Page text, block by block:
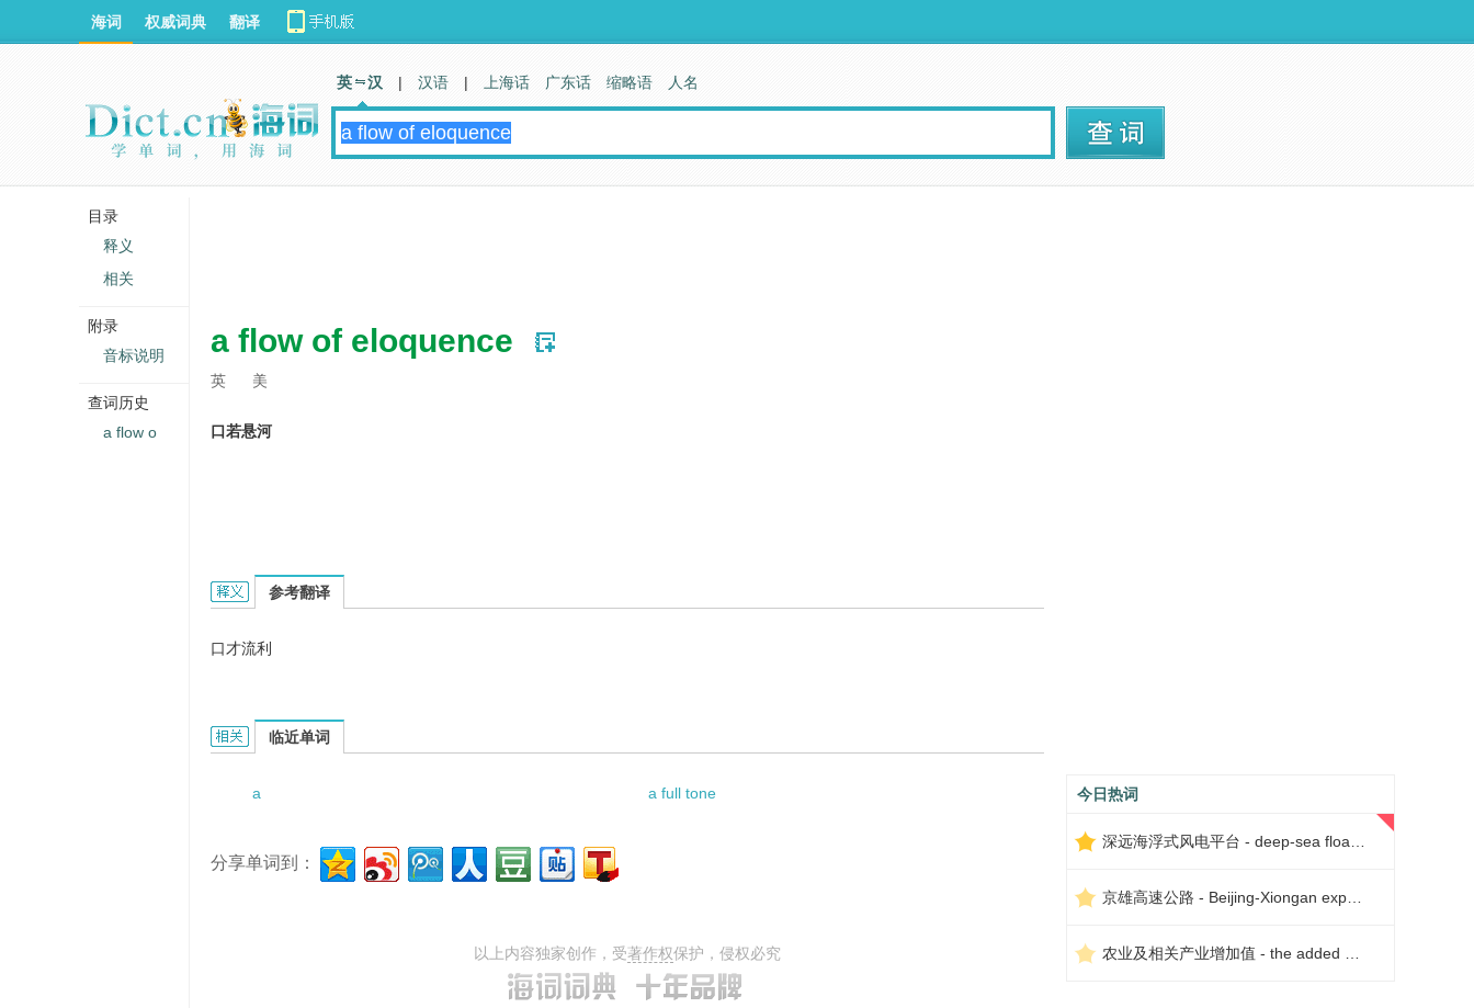
a flow of eloquence
英 美
口若悬河
a flow of eloquence的英文翻译是什么意思，词典释义与在线翻译：
参考翻译
口才流利
a flow of eloquence的相关资料：
临近单词
a a full tone
分享单词到：
以上内容独家创作，受著作权保护，侵权必究
今日热词
海词 权威词典 翻译
英 汉 | 汉语 | 上海话 广东话 缩略语 人名
目录
释义
相关
附录
音标说明
查词历史
a flow o